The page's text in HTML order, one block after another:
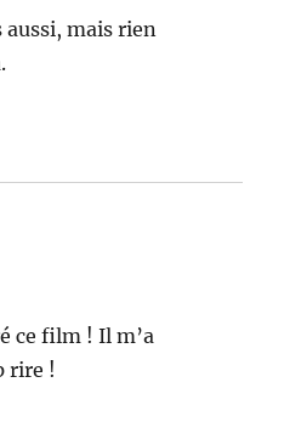
aussi, mais rien
ce film ! Il m’a
rire !